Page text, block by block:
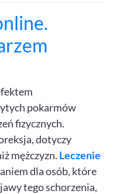
pokarmów
fizycznych.
dotyczy
mężczyzn. Leczenie
dla osób, które
tego schorzenia,